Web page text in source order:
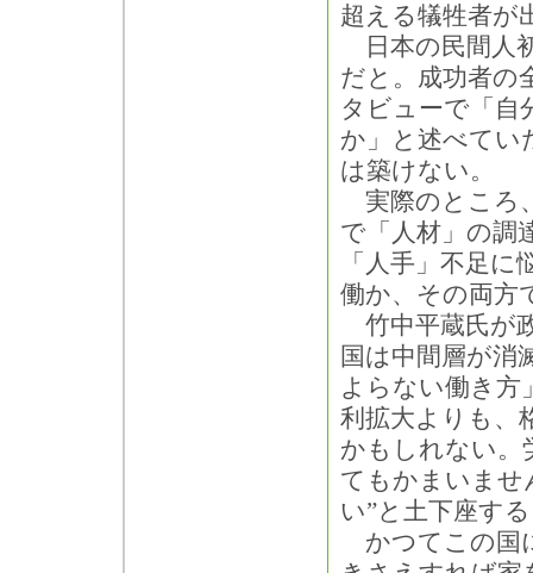
超える犠牲者が
日本の民間人
だと。成功者の
タビューで「自
か」と述べてい
は築けない。
実際のところ
で「人材」の調
「人手」不足
働か、その両方
竹中平蔵氏が
国は中間層が消
よらない働き方
利拡大よりも、
かもしれない。
てもかまいませ
い”と土下座す
かつてこの国